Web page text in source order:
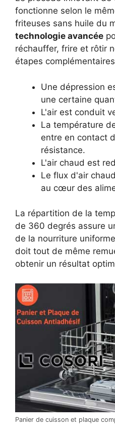
fonctionne selon le
friteuses sans huile du
technologie avancée
réchauffer, frire et rôtir
étapes
Une dépression
une certaine
L'air est conduit
La température
entre en contact
résistance.
L'air chaud est
Le flux d'air
au cœur des
La répartition de la
de 360 degrés assure
de la nourriture
doit tout de même
obtenir un résultat
Panier de cuisson et plaque